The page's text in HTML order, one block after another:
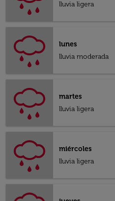
lluvia ligera
lunes
lluvia moderada
martes
lluvia ligera
miércoles
lluvia ligera